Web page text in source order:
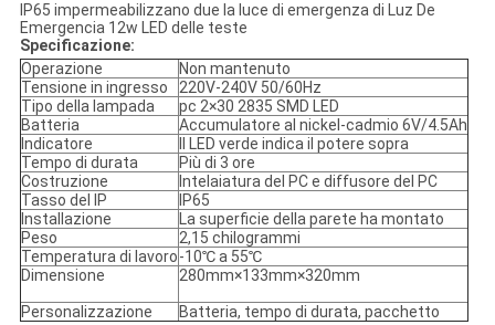
IP65 impermeabilizzano due la luce di emergenza di Luz De
Emergencia 12w LED delle teste
Specificazione:
Operazione
Non mantenuto
Tensione in ingresso
220V-240V 50/60Hz
Tipo della lampada
pc 2×30 2835 SMD LED
Batteria
Accumulatore al nickel-cadmio 6V/4.5Ah
Indicatore
Il LED verde indica il potere sopra
Tempo di durata
Più di 3 ore
Costruzione
Intelaiatura del PC e diffusore del PC
Tasso del IP
IP65
Installazione
La superficie della parete ha montato
Peso
2,15 chilogrammi
Temperatura di lavoro-10℃ a 55℃
Dimensione
280mm×133mm×320mm
Personalizzazione Batteria, tempo di durata, pacchetto